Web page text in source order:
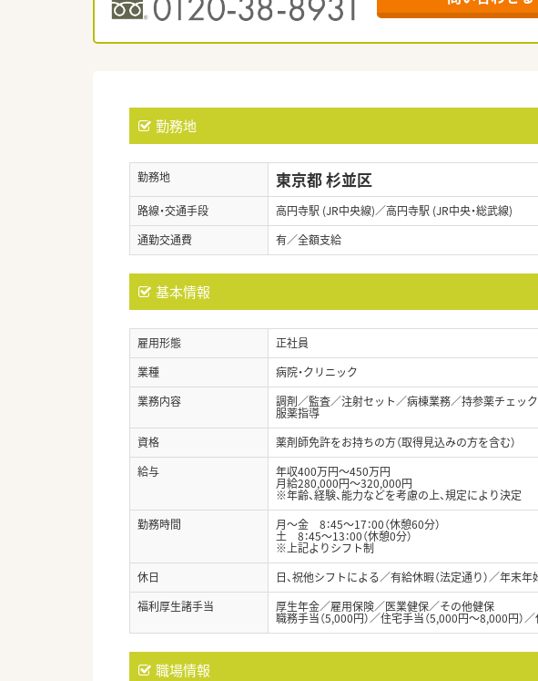
勤務地
勤務地 東京都 杉並区
路線・交通手段
高円寺駅 (JR中央線)／高円寺駅 (JR中央・総武線)
通勤交通費
有／全額支給
基本情報
雇用形態
正社員
業種
病院・クリニック
業務内容
調剤／監査／注射セット／病棟業務／持参薬チェッ
服薬指導
資格
薬剤師免許をお持ちの方（取得見込みの方を含む）
給与
年収400万円～450万円
月給280,000円～320,000円
※年齢、経験、能力などを考慮の上、規定により決定
勤務時間
月～金 8：45～17：00（休憩60分）
土 8：45～13：00（休憩0分）
※上記よりシフト制
休日
日、祝他シフトによる／有給休暇（法定通り）／年末
福利厚生諸手当
厚生年金／雇用保険／医業健保／その他健保
職務手当（5,000円）／住宅手当（5,000円〜8,000円）
職場情報